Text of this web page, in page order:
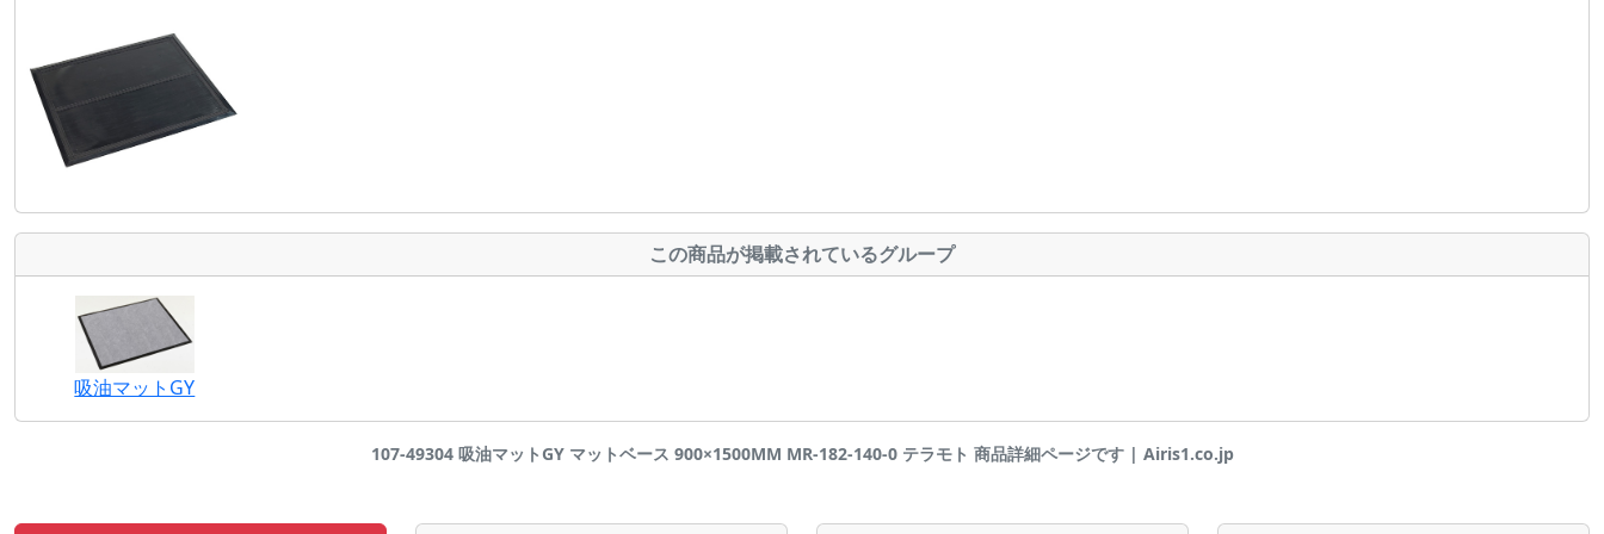
この商品が掲載されているグループ
吸油マットGY
107-49304 吸油マットGY マットベース 900×1500MM MR-182-140-0 テラモト 商品詳細ページです | Airis1.co.jp